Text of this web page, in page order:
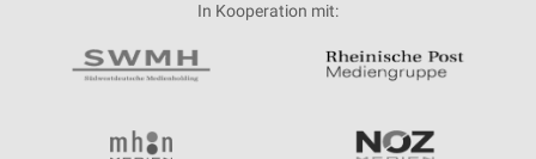
In Kooperation mit: